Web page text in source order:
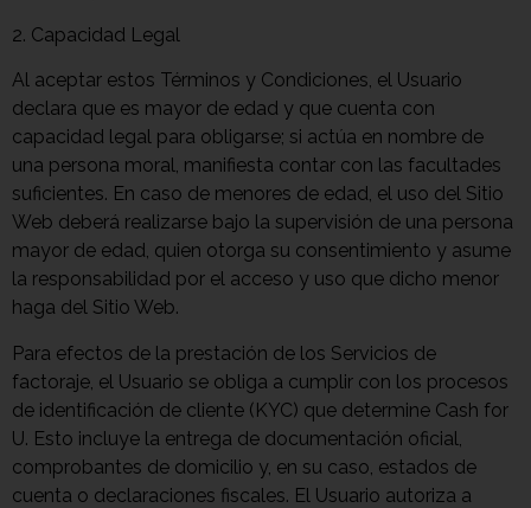
2. Capacidad Legal
Al aceptar estos Términos y Condiciones, el Usuario
declara que es mayor de edad y que cuenta con
capacidad legal para obligarse; si actúa en nombre de
una persona moral, manifiesta contar con las facultades
suficientes. En caso de menores de edad, el uso del Sitio
Web deberá realizarse bajo la supervisión de una persona
mayor de edad, quien otorga su consentimiento y asume
la responsabilidad por el acceso y uso que dicho menor
haga del Sitio Web.
Para efectos de la prestación de los Servicios de
factoraje, el Usuario se obliga a cumplir con los procesos
de identificación de cliente (KYC) que determine Cash for
U. Esto incluye la entrega de documentación oficial,
comprobantes de domicilio y, en su caso, estados de
cuenta o declaraciones fiscales. El Usuario autoriza a